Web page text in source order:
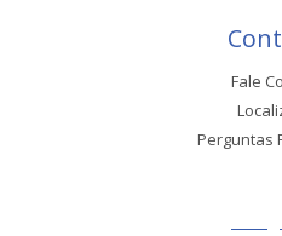
Fale
Perguntas